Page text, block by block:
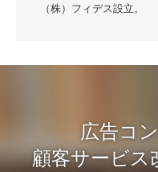
（株）フィデス設立。
広告コ
顧客サービス